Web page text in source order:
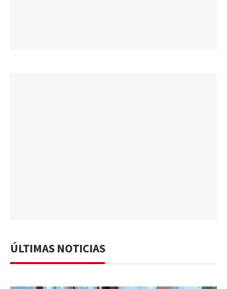
ÚLTIMAS NOTICIAS